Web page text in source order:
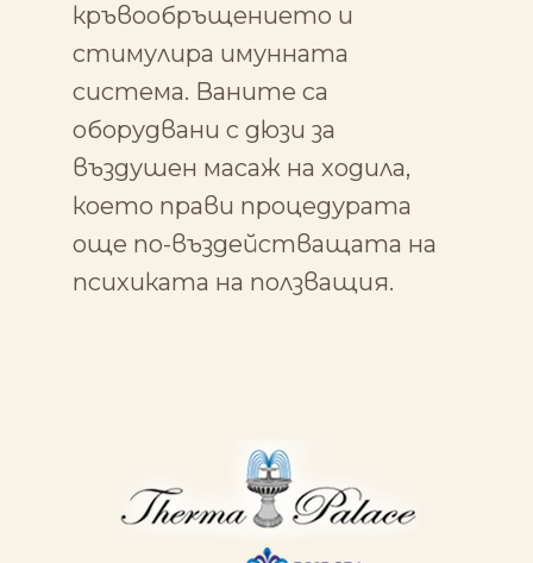
кръвообръщението и
стимулира имунната
система. Ваните са
оборудвани с дюзи за
въздушен масаж на ходила,
което прави процедурата
още по-въздействащата на
психиката на ползващия.